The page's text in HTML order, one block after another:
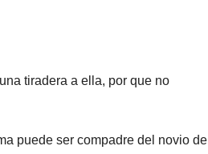
tiradera a ella, por que no
puede ser compadre del novio de